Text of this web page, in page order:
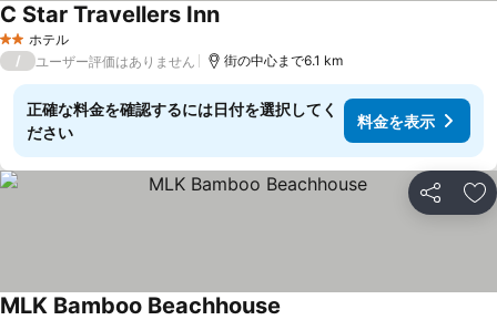
2 ホテルのランク
ホテル
C Star Travellers Inn料金を表示
/ ユーザー評価はありません 街の中心まで6.1 km
正確な料金を確認するには日付を選択してく
ださい
料金を表示
シェア お
MLK Bamboo Beachhouse